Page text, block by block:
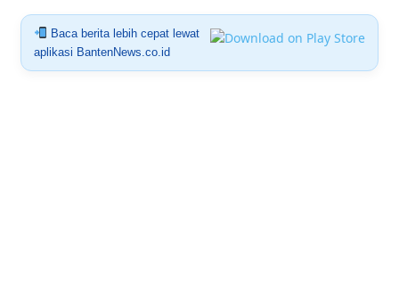
Baca berita lebih cepat lewat
aplikasi BantenNews.co.id